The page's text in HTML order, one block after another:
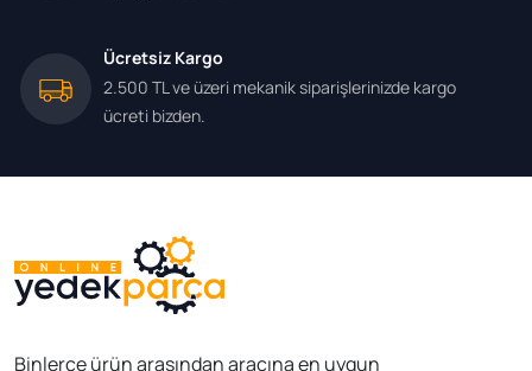
Ücretsiz Kargo
2.500 TL ve üzeri mekanik siparişlerinizde kargo
ücreti bizden.
Binlerce ürün arasından aracına en uygun